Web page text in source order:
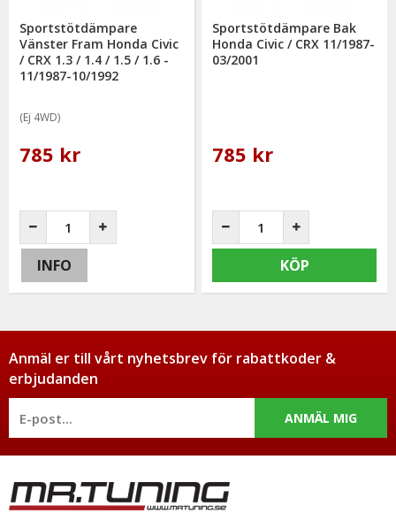
Sportstötdämpare
Vänster Fram Honda Civic
/ CRX 1.3 / 1.4 / 1.5 / 1.6 -
11/1987-10/1992
(Ej 4WD)
785 kr
INFO
Sportstötdämpare Bak
Honda Civic / CRX 11/1987-
03/2001
785 kr
KÖP
Anmäl er till vårt nyhetsbrev för rabattkoder &
erbjudanden
ANMÄL MIG